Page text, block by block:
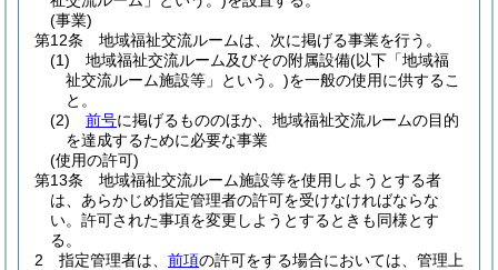
(事業)
第12条
地域福祉交流ルームは、次に掲げる事業を行う。
(1)
地域福祉交流ルーム及びその附属設備(以下「地域福
祉交流ルーム施設等」という。)を一般の使用に供するこ
と。
(2)
前号に掲げるもののほか、地域福祉交流ルームの目的
を達成するために必要な事業
(使用の許可)
第13条
地域福祉交流ルーム施設等を使用しようとする者
は、あらかじめ指定管理者の許可を受けなければならな
い。 許可された事項を変更しようとするときも同様とす
る。
2
指定管理者は、 前項の許可をする場合においては、管理上